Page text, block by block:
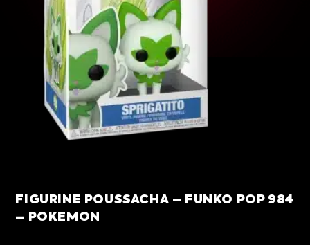
FIGURINE POUSSACHA – FUNKO POP 984
– POKEMON